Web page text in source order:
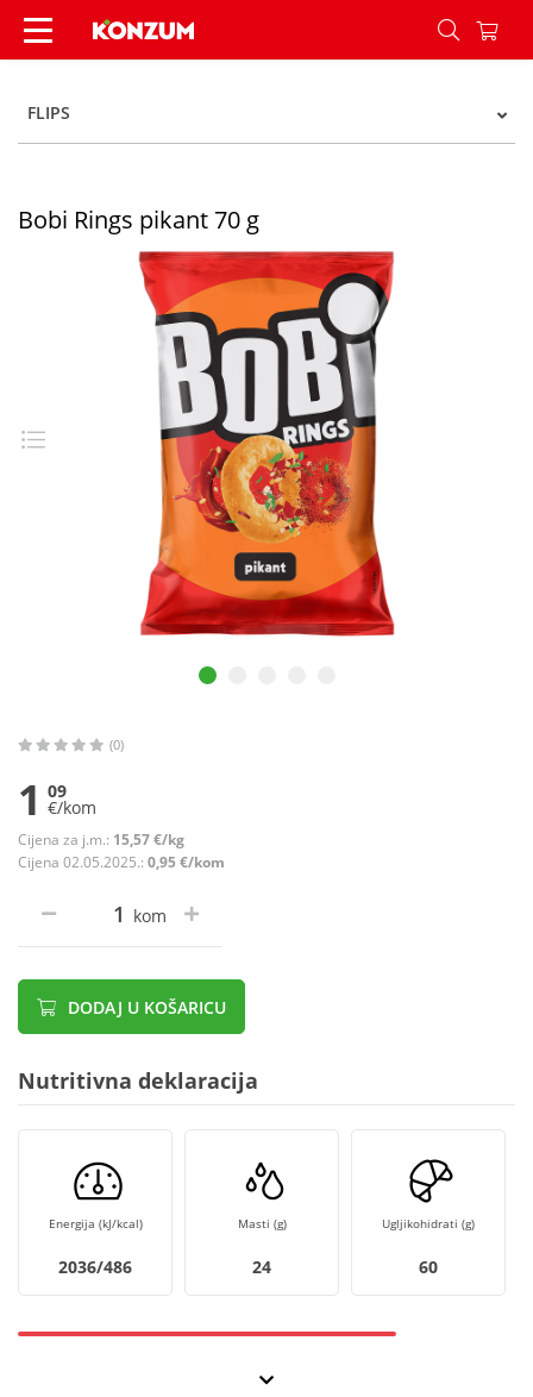
Bobi Rings pikant 70 g - Konzum
FLIPS
Bobi Rings pikant 70 g
(0)
1 09
€/kom
Cijena za j.m.: 15,57 €/kg
Cijena 02.05.2025.: 0,95 €/kom
kom
DODAJ U KOŠARICU
Nutritivna deklaracija
Energija (kJ/kcal)
2036/486
Masti (g)
24
Ugljikohidrati (g)
60